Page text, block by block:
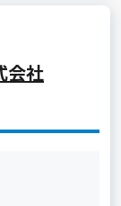
会社